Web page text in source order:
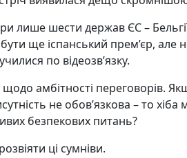
лише шести держав ЄС –
бути ще іспанський прем’єр,
по відеозв’язку.
амбітності переговорів.
не обов’язкова – то
безпекових питань?
ці сумніви.